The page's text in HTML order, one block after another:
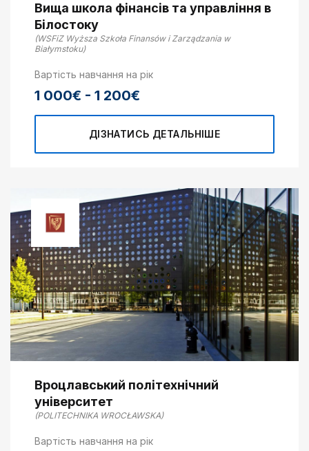
Вища школа фінансів та управління в
Білостоку
(WSFiZ Wyższa Szkoła Finansów i Zarządzania w
Białymstoku)
Вартість навчання на рік
1 000€ - 1 200€
ДІЗНАТИСЬ ДЕТАЛЬНІШЕ
Вроцлавський політехнічний
університет
(POLITECHNIKA WROCŁAWSKA)
Вартість навчання на рік